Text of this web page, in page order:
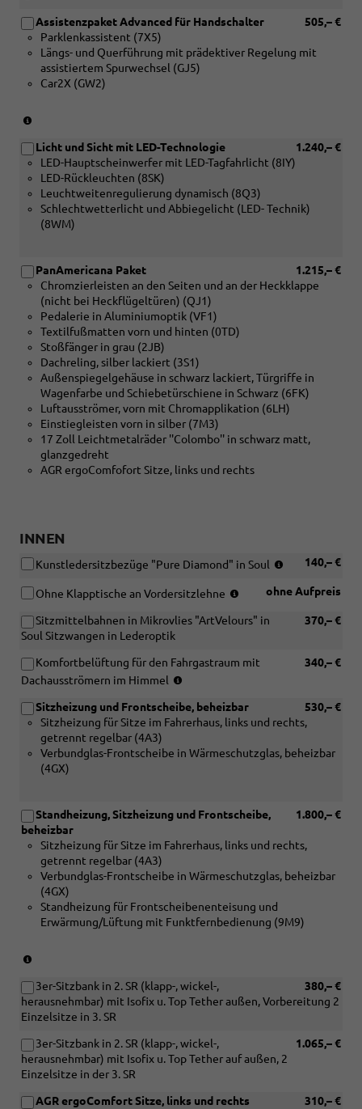
Verbindung
mit
DSG)
505,– €
Assistenzpaket Advanced für Handschalter
Parklenkassistent (7X5)
Längs- und Querführung mit prädektiver Regelung mit
assistiertem Spurwechsel (GJ5)
Car2X (GW2)
Verbindung
mit
Handschalter)
1.240,– €
Licht und Sicht mit LED-Technologie
LED-Hauptscheinwerfer mit LED-Tagfahrlicht (8IY)
LED-Rückleuchten (8SK)
Leuchtweitenregulierung dynamisch (8Q3)
Schlechtwetterlicht und Abbiegelicht (LED- Technik)
(8WM)
1.215,– €
PanAmericana Paket
Chromzierleisten an den Seiten und an der Heckklappe
(nicht bei Heckflügeltüren) (QJ1)
Pedalerie in Aluminiumoptik (VF1)
Textilfußmatten vorn und hinten (0TD)
Stoßfänger in grau (2JB)
Dachreling, silber lackiert (3S1)
Außenspiegelgehäuse in schwarz lackiert, Türgriffe in
Wagenfarbe und Schiebetürschiene in Schwarz (6FK)
Luftausströmer, vorn mit Chromapplikation (6LH)
Einstiegleisten vorn in silber (7M3)
17 Zoll Leichtmetalräder ''Colombo'' in schwarz matt,
glanzgedreht
AGR ergoComfofort Sitze, links und rechts
INNEN
140,– €
Kunstledersitzbezüge "Pure Diamond" in Soul
(nur
Verbindung
[3LH]
Kunsstoff
Inser,
Armauflage
[1U8]
Klapptische
ohne Aufpreis
Ohne Klapptische an Vordersitzlehne
Verbindung
Kunstledersitzbezüge
in
Soul)
370,– €
Sitzmittelbahnen in Mikrovlies "ArtVelours" in
Soul Sitzwangen in Lederoptik
340,– €
Komfortbelüftung für den Fahrgastraum mit
Dachausströmern im Himmel
Verbindung
mit
Festes
Verstellbare
i.Fahrgast-
2
Positionen:
hinter
hochgeklappter
2.Sitzr.)
530,– €
Sitzheizung und Frontscheibe, beheizbar
Sitzheizung für Sitze im Fahrerhaus, links und rechts,
getrennt regelbar (4A3)
Verbundglas-Frontscheibe in Wärmeschutzglas, beheizbar
(4GX)
1.800,– €
Standheizung, Sitzheizung und Frontscheibe,
beheizbar
Sitzheizung für Sitze im Fahrerhaus, links und rechts,
getrennt regelbar (4A3)
Verbundglas-Frontscheibe in Wärmeschutzglas, beheizbar
(4GX)
Standheizung für Frontscheibenenteisung und
Erwärmung/Lüftung mit Funktfernbedienung (9M9)
Verbindung
mit
TDI
[7E0]
Ohne
Wärmespeicher/Zusatzheizung)
380,– €
3er-Sitzbank in 2. SR (klapp-, wickel-,
herausnehmbar) mit Isofix u. Top Tether außen, Vorbereitung 2
Einzelsitze in 3. SR
1.065,– €
3er-Sitzbank in 2. SR (klapp-, wickel-,
herausnehmbar) mit Isofix u. Top Tether auf außen, 2
Einzelsitze in der 3. SR
310,– €
AGR ergoComfort Sitze, links und rechts